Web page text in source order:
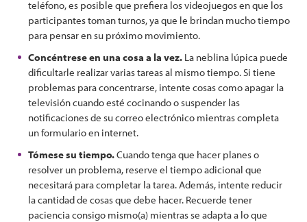
teléfono, es posible que prefiera los videojuegos en que los
participantes toman turnos, ya que le brindan mucho tiempo
para pensar en su próximo movimiento.
Concéntrese en una cosa a la vez. La neblina lúpica puede
dificultarle realizar varias tareas al mismo tiempo. Si tiene
problemas para concentrarse, intente cosas como apagar la
televisión cuando esté cocinando o suspender las
notificaciones de su correo electrónico mientras completa
un formulario en internet.
Tómese su tiempo.Cuando tenga que hacer planes o
resolver un problema, reserve el tiempo adicional que
necesitará para completar la tarea. Además, intente reducir
la cantidad de cosas que debe hacer. Recuerde tener
paciencia consigo mismo(a) mientras se adapta a lo que